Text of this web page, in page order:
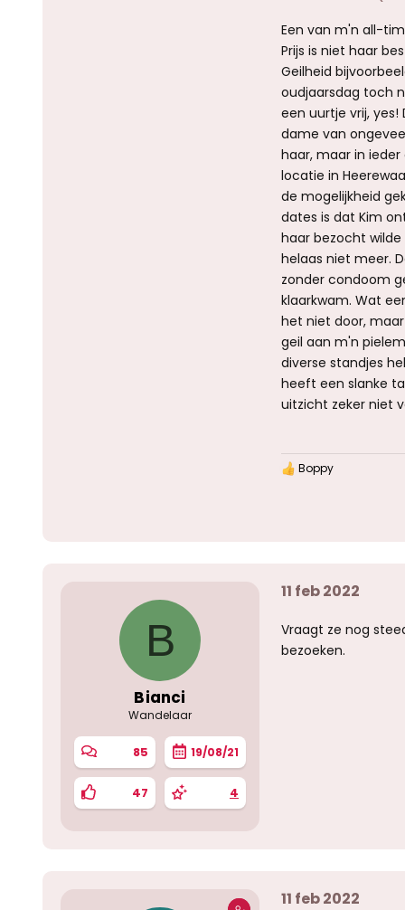
Een van m'n all-
Prijs is niet haar
Geilheid
oudjaarsdag toch
een uurtje vrij,
dame van
haar, maar in
locatie in
de mogelijkheid
dates is dat Kim
haar bezocht
helaas niet meer.
zonder condoom
klaarkwam. Wat
het niet door,
geil aan m'n
diverse standjes
heeft een slanke
uitzicht zeker niet
W
n
n
:
Boppy
B
Bianci
Wandelaar
85 19/08/21
47 4
11 feb 2022
Vraagt ze nog
bezoeken.
11 feb 2022